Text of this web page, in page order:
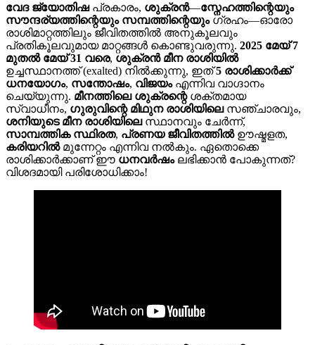
വേദ ജ്യോതിഷപ്രകാരം, ശുക്രൻ—സ്നേഹത്തിന്റെയും
സൗന്ദര്യത്തിന്റെയും സമ്പത്തിന്റെയുംഗ്രഹം—ഓരോ
രാശിമാറ്റത്തിലും ജീവിതത്തിൽ അനുകൂലവും
പ്രതികൂലവുമായ മാറ്റങ്ങൾ കൊണ്ടുവരുന്നു. 2025 മേയ് 7
മുതൽ മേയ് 31 വരെ, ശുക്രൻ മീന രാശിയിൽ
ഉച്ചസ്ഥാനത്ത് (exalted) നിൽക്കുന്നു, ഇത്5 രാശിക്കാർക്ക്
ധനയോഗം, സന്തോഷം, വിജയംഎന്നിവ വാഗ്ദാനം
ചെയ്യുന്നു. മീനത്തിലെ ശുക്രന്റെശക്തമായ
സ്വാധീനം, ഗുരുവിന്റെ മിഥുന രാശിയിലെസഞ്ചാരവും,
ശനിയുടെ മീന രാശിയിലെസ്ഥാനവും ചേർന്ന്,
സാമ്പത്തിക സ്ഥിരത, പ്രണയ ജീവിതത്തിൽഊഷ്മളത,
കരിയറിൽമുന്നേറ്റം എന്നിവ നൽകും. ഏതൊക്കെ
രാശിക്കാർക്കാണ് ഈ ധനവർഷംലഭിക്കാൻ പോകുന്നത്?
വിശദമായി പരിശോധിക്കാം!